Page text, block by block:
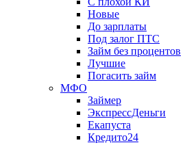
Новые
До зарплаты
Под залог ПТС
Займ без процентов
Лучшие
Погасить займ
МФО
Займер
ЭкспрессДеньги
Екапуста
Кредито24